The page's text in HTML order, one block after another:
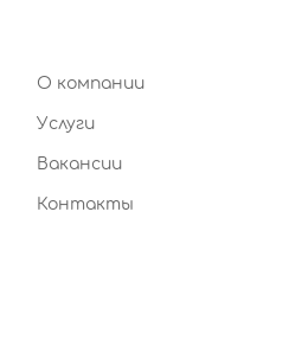
О компании
Услуги
Вакансии
Контакты